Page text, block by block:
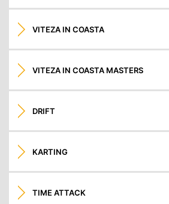
VITEZA IN COASTA
VITEZA IN COASTA MASTERS
DRIFT
KARTING
TIME ATTACK